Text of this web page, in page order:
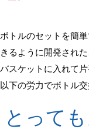
ボトルのセットを簡
きるように開発され
バスケットに入れて
以下の労力でボトル交
とって